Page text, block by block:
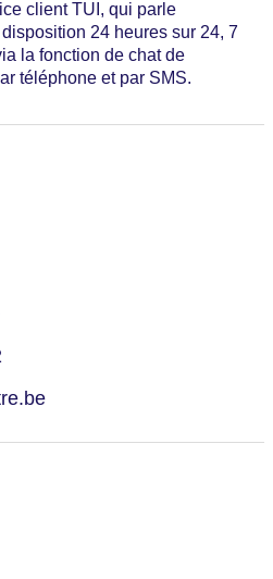
client TUI, qui parle
24 heures sur 24, 7
la fonction de chat de
téléphone et par SMS.